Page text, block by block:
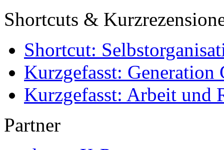
Shortcuts &
Shortcut:
Kurzgefasst: Generation
Kurzgefasst: Arbeit und
Partner